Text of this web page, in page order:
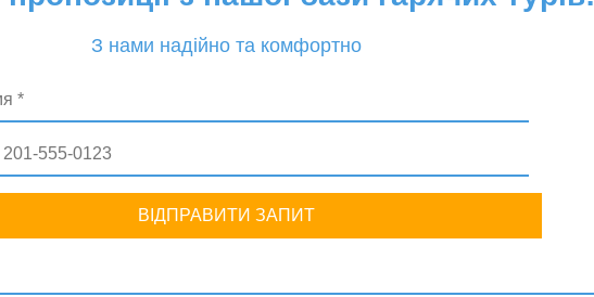
З нами надійно та комфортно
ВІДПРАВИТИ ЗАПИТ